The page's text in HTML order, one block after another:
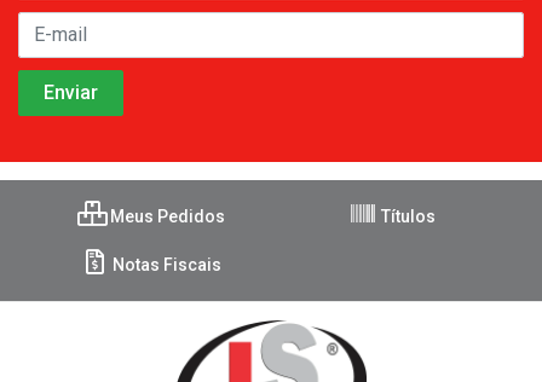
Meus Pedidos Títulos
Notas Fiscais